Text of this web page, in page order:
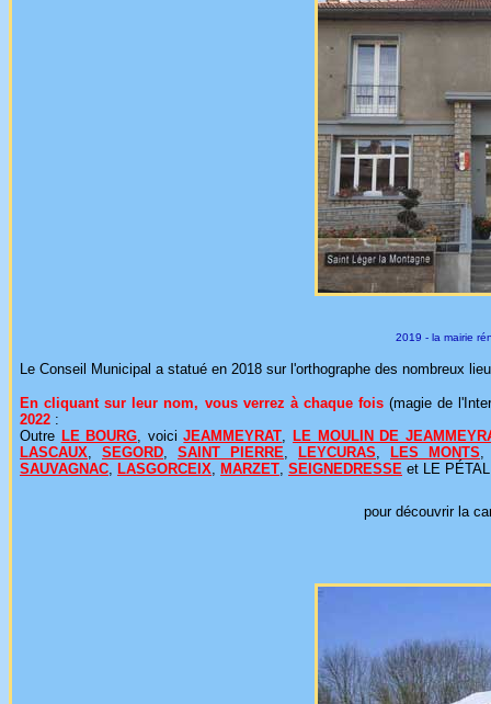
2019 - la mairie
Le Conseil Municipal a statué en 2018 sur l'orthographe des nombreux
En cliquant sur leur nom, vous verrez à chaque fois (magie de
2022 :
Outre LE BOURG, voiciJEAMMEYRAT, LE MOULIN DE
LASCAUX, SEGORD, SAINT PIERRE, LEYCURAS, LES MONTS
SAUVAGNAC, LASGORCEIX, MARZET, SEIGNEDRESSE et LE
pour découvrir la